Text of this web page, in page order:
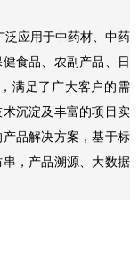
泛应用于中药材、中药
食品、农副产品、日
满足了广大客户的需
沉淀及丰富的项目实
品解决方案，基于标
，产品溯源、大数据